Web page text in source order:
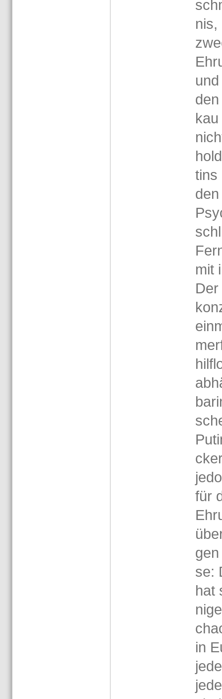
nis,
tins
mit
für
se:
hat
in